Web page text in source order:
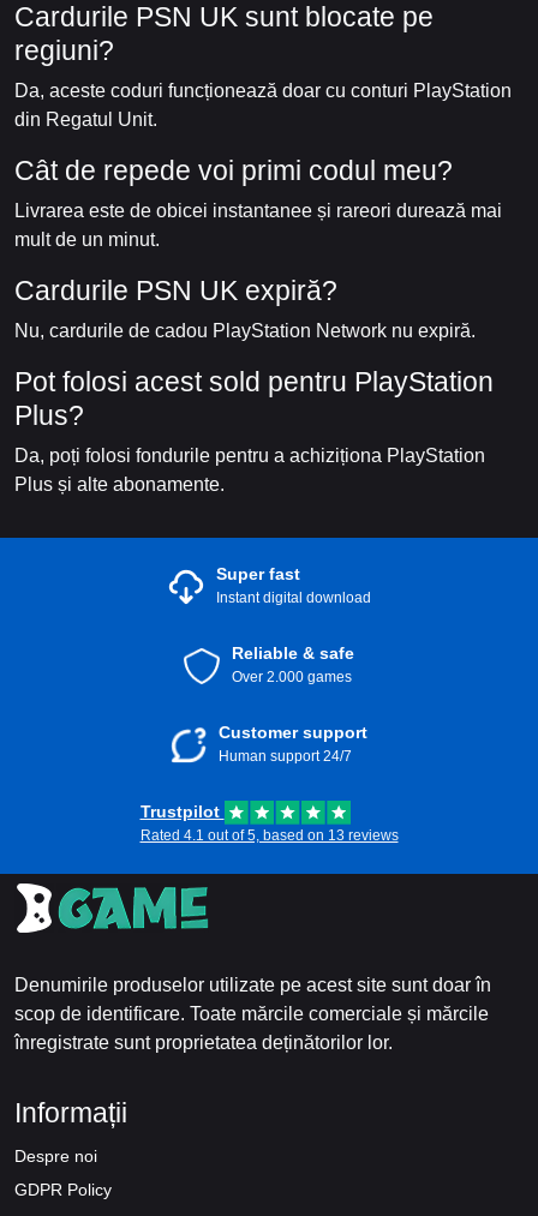
Cardurile PSN UK sunt blocate pe
regiuni?
Da, aceste coduri funcționează doar cu conturi PlayStation
din Regatul Unit.
Cât de repede voi primi codul meu?
Livrarea este de obicei instantanee și rareori durează mai
mult de un minut.
Cardurile PSN UK expiră?
Nu, cardurile de cadou PlayStation Network nu expiră.
Pot folosi acest sold pentru PlayStation
Plus?
Da, poți folosi fondurile pentru a achiziționa PlayStation
Plus și alte abonamente.
Super fast
Instant digital download
Reliable & safe
Over 2.000 games
Customer support
Human support 24/7
Trustpilot
Rated 4.1 out of 5, based on 13 reviews
Denumirile produselor utilizate pe acest site sunt doar în
scop de identificare. Toate mărcile comerciale și mărcile
înregistrate sunt proprietatea deținătorilor lor.
Informații
Despre noi
GDPR Policy